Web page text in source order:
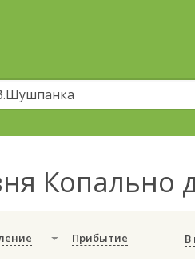
Прибытие В